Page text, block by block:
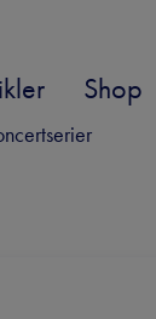
Shop